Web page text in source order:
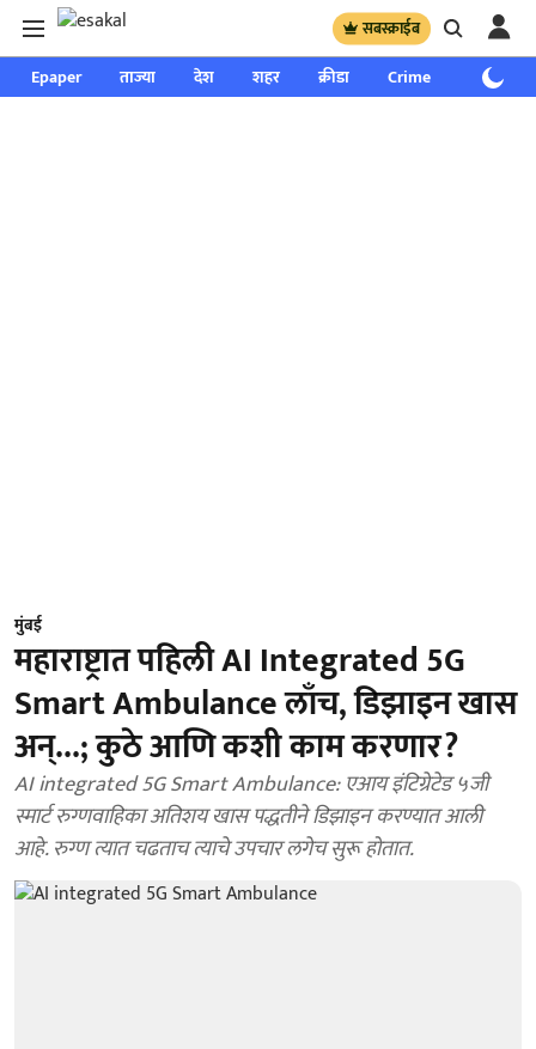
सबस्क्राईब
Epaper ताज्या देश शहर क्रीडा Crime साप्ताहिक
मुंबई
महाराष्ट्रात पहिली AI Integrated 5G
Smart Ambulance लाँच, डिझाइन खास
अन्...; कुठे आणि कशी काम करणार?
AI integrated 5G Smart Ambulance: एआय इंटिग्रेटेड ५जी
स्मार्ट रुग्णवाहिका अतिशय खास पद्धतीने डिझाइन करण्यात आली
आहे. रुग्ण त्यात चढताच त्याचे उपचार लगेच सुरू होतात.